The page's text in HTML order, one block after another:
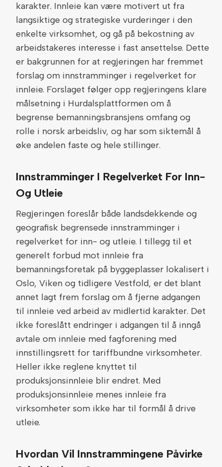
karakter. Innleie kan være motivert ut fra
langsiktige og strategiske vurderinger i den
enkelte virksomhet, og gå på bekostning av
arbeidstakeres interesse i fast ansettelse. Dette
er bakgrunnen for at regjeringen har fremmet
forslag om innstramminger i regelverket for
innleie. Forslaget følger opp regjeringens klare
målsetning i Hurdalsplattformen om å
begrense bemanningsbransjens omfang og
rolle i norsk arbeidsliv, og har som siktemål å
øke andelen faste og hele stillinger.
Innstramminger I Regelverket For Inn-
Og Utleie
Regjeringen foreslår både landsdekkende og
geografisk begrensede innstramminger i
regelverket for inn- og utleie. I tillegg til et
generelt forbud mot innleie fra
bemanningsforetak på byggeplasser lokalisert i
Oslo, Viken og tidligere Vestfold, er det blant
annet lagt frem forslag om å fjerne adgangen
til innleie ved arbeid av midlertid karakter. Det
ikke foreslått endringer i adgangen til å inngå
avtale om innleie med fagforening med
innstillingsrett for tariffbundne virksomheter.
Heller ikke reglene knyttet til
produksjonsinnleie blir endret. Med
produksjonsinnleie menes innleie fra
virksomheter som ikke har til formål å drive
utleie.
Hvordan Vil Innstrammingene Påvirke